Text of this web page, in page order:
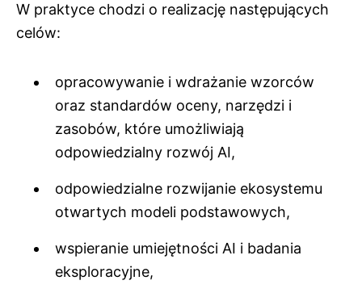
W praktyce chodzi o realizację następujących
celów:
opracowywanie i wdrażanie wzorców
oraz standardów oceny, narzędzi i
zasobów, które umożliwiają
odpowiedzialny rozwój AI,
odpowiedzialne rozwijanie ekosystemu
otwartych modeli podstawowych,
wspieranie umiejętności AI i badania
eksploracyjne,